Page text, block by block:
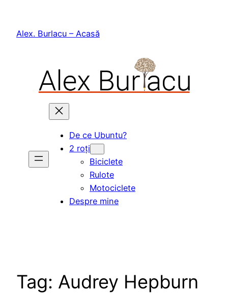
content
Alex. Burlacu – Acasă
De ce Ubuntu?
2 roți
Biciclete
Rulote
Motociclete
Despre mine
Tag: Audrey Hepburn